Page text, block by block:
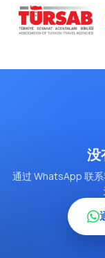
没
通过 WhatsApp 联